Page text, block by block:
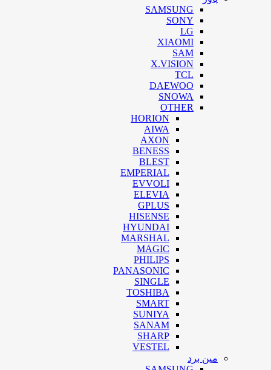
SAMSUNG
SONY
LG
XIAOMI
SAM
X.VISION
TCL
DAEWOO
SNOWA
OTHER
HORION
AIWA
AXON
BENESS
BLEST
EMPERIAL
EVVOLI
ELEVIA
GPLUS
HISENSE
HYUNDAI
MARSHAL
MAGIC
PHILIPS
PANASONIC
SINGLE
TOSHIBA
SMART
SUNIYA
SANAM
SHARP
VESTEL
مین برد